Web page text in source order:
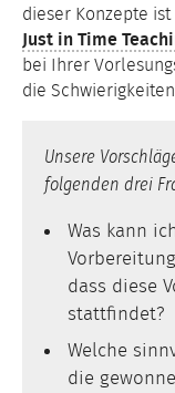
dieser Konzepte
Just in Time
bei Ihrer
die
Unsere
folgenden drei
Was kann
dass diese
stattfindet?
Welche
die